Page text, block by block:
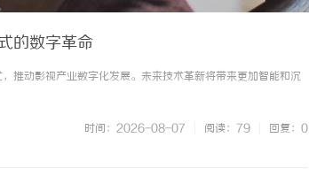
的数字革命
推动影视产业数字化发展。未来技术革新将带来更加智能和沉
时间：2026-08-07 阅读：79 回复：0